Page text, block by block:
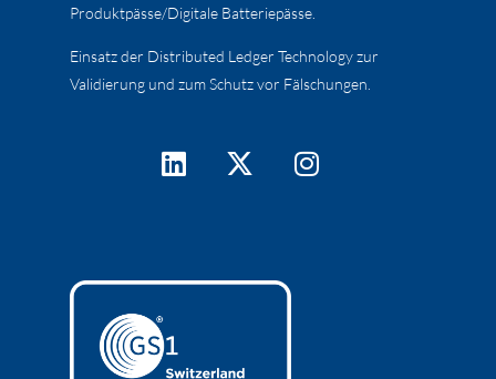
Produktpässe/Digitale Batteriepässe.
Einsatz der Distributed Ledger Technology zur
Validierung und zum Schutz vor Fälschungen.